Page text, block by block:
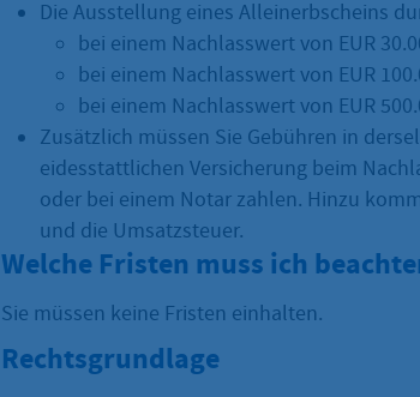
Die Ausstellung eines Alleinerbscheins
bei einem Nachlasswert von EUR
bei einem Nachlasswert von EUR
bei einem Nachlasswert von EUR
Zusätzlich müssen Sie Gebühren in
eidesstattlichen Versicherung beim
oder bei einem Notar zahlen. Hinzu
und die Umsatzsteuer.
Welche Fristen muss ich
Sie müssen keine Fristen einhalten.
Rechtsgrundlage